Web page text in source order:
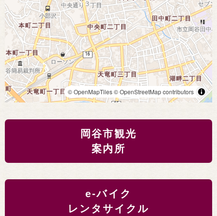
© OpenMapTiles© OpenStreetMap contributors
岡谷市観光
案内所
e-バイク
レンタサイクル